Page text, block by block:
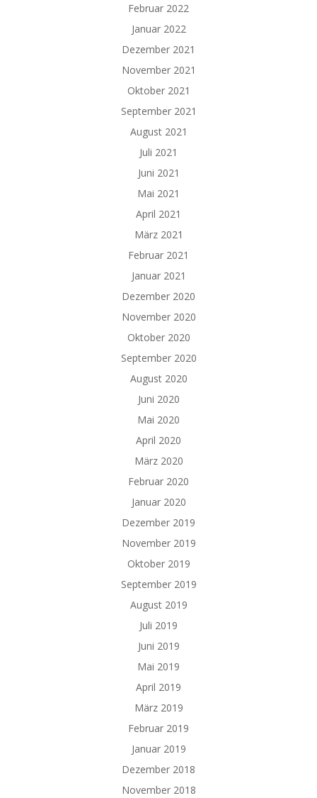
Februar 2022
Januar 2022
Dezember 2021
November 2021
Oktober 2021
September 2021
August 2021
Juli 2021
Juni 2021
Mai 2021
April 2021
März 2021
Februar 2021
Januar 2021
Dezember 2020
November 2020
Oktober 2020
September 2020
August 2020
Juni 2020
Mai 2020
April 2020
März 2020
Februar 2020
Januar 2020
Dezember 2019
November 2019
Oktober 2019
September 2019
August 2019
Juli 2019
Juni 2019
Mai 2019
April 2019
März 2019
Februar 2019
Januar 2019
Dezember 2018
November 2018